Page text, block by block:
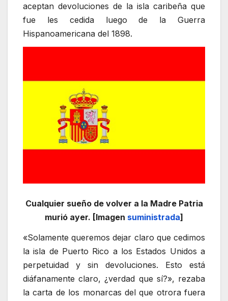
aceptan devoluciones de la isla caribeña que
fue les cedida luego de la Guerra
Hispanoamericana del 1898.
Cualquier sueño de volver a la Madre Patria
murió ayer. [Imagen suministrada]
«Solamente queremos dejar claro que cedimos
la isla de Puerto Rico a los Estados Unidos a
perpetuidad y sin devoluciones. Esto está
diáfanamente claro, ¿verdad que sí?», rezaba
la carta de los monarcas del que otrora fuera